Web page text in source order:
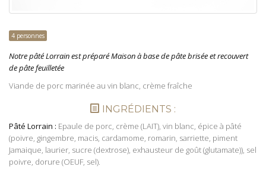
4 personnes
Notre pâté Lorrain est préparé Maison à base de pâte brisée et recouvert
de pâtefeuilletée
Viande de porc marinée au vin blanc, crème fraîche
INGRÉDIENTS :
Pâté Lorrain : Epaule de porc, crème (LAIT), vin blanc, épice à pâté
(poivre, gingembre, macis, cardamome, romarin, sarriette, piment
Jamaique, laurier, sucre (dextrose), exhausteur de goût (glutamate)), sel
poivre, dorure (OEUF, sel).